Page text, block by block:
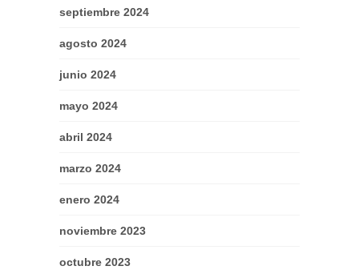
septiembre 2024
agosto 2024
junio 2024
mayo 2024
abril 2024
marzo 2024
enero 2024
noviembre 2023
octubre 2023